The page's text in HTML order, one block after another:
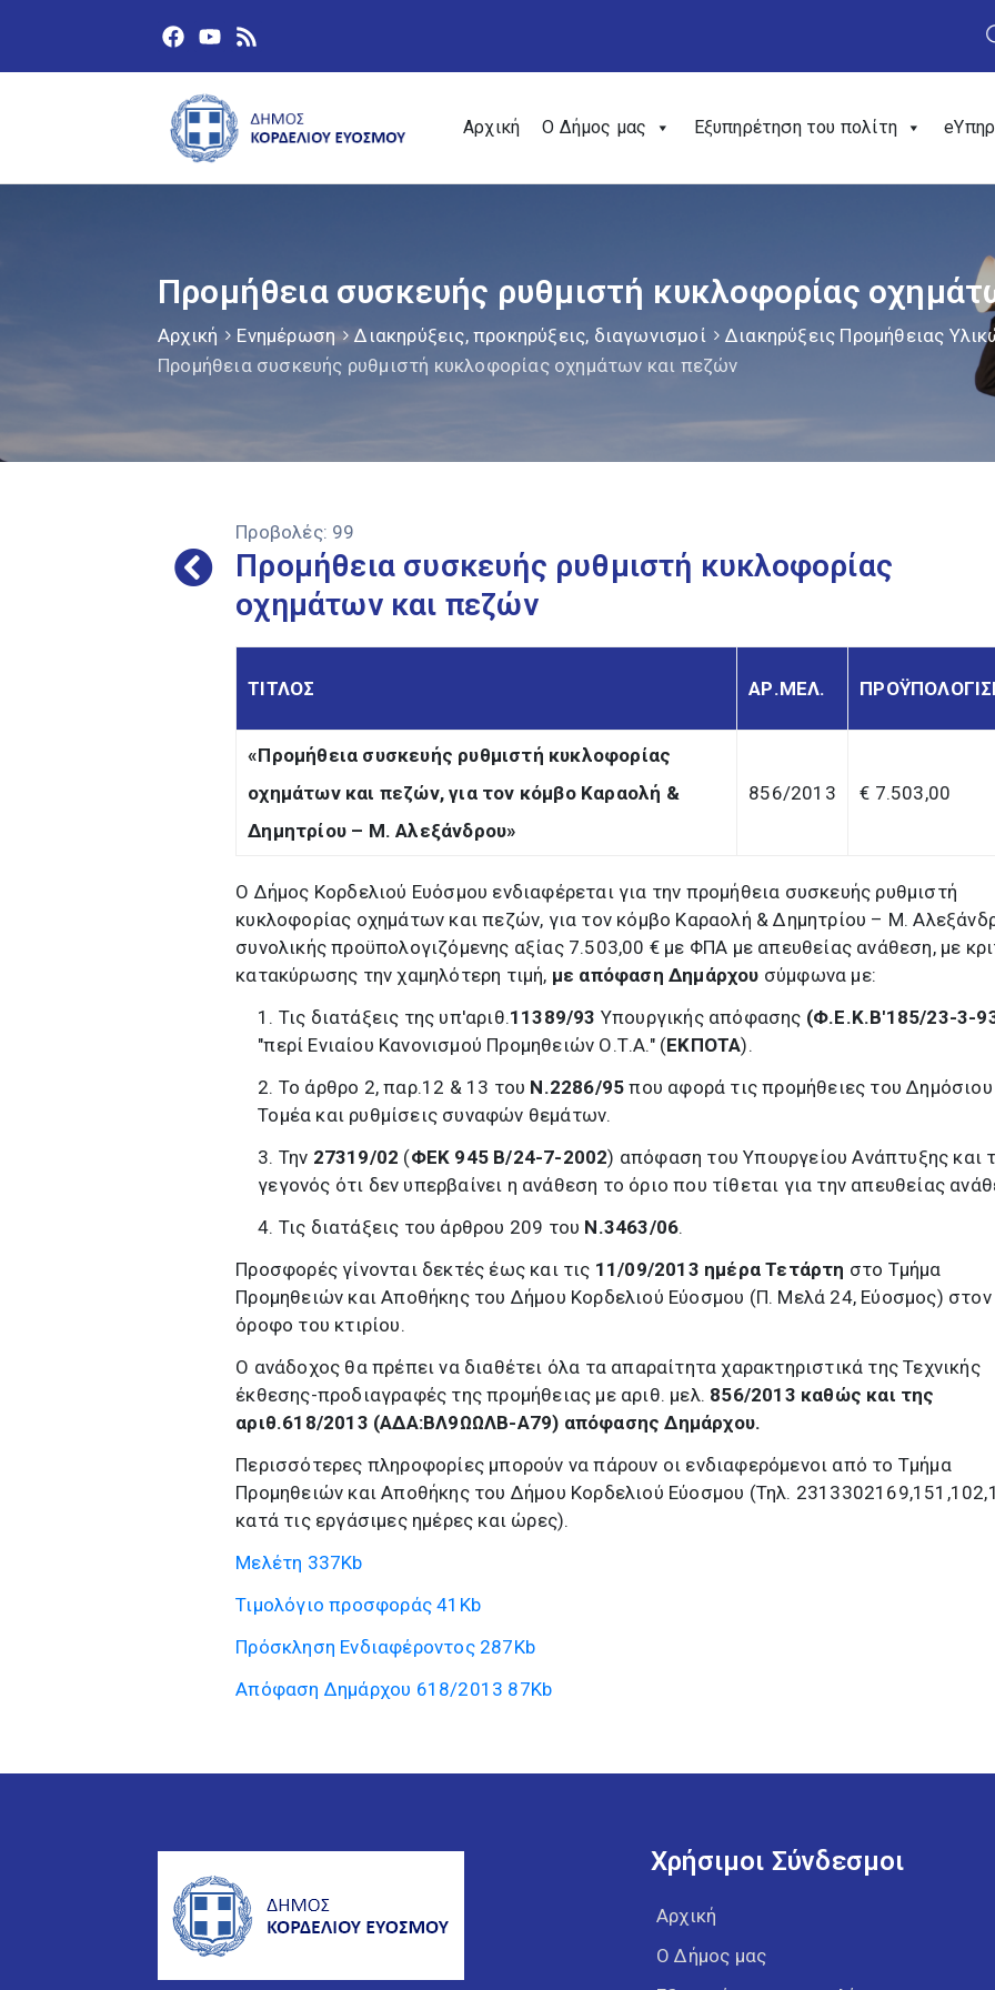
Αρχική Ο Δήμος μας Εξυπηρέτηση του πολίτη
Προμήθεια συσκευής ρυθμιστή κυκλοφορίας
Αρχική Ενημέρωση Διακηρύξεις, προκηρύξεις, διαγωνισμοί
Διακηρύξεις Προμήθειας
Προμήθεια συσκευής ρυθμιστή κυκλοφορίας οχημάτων και πεζών
Προβολές: 99
Προμήθεια συσκευής ρυθμιστή κυκλοφορίας
οχημάτων και πεζών
ΤΙΤΛΟΣ ΑΡ.ΜΕΛ.
«Προμήθεια συσκευής ρυθμιστή κυκλοφορίας
οχημάτων και πεζών, για τον κόμβο Καραολή &
Δημητρίου – Μ. Αλεξάνδρου»
856/2013 € 7.503,00
Ο Δήμος Κορδελιού Ευόσμου ενδιαφέρεται για την προμήθεια συσκευής ρυθμιστή
κυκλοφορίας οχημάτων και πεζών, για τον κόμβο Καραολή & Δημητρίου – Μ.
συνολικής προϋπολογιζόμενης αξίας 7.503,00 € με ΦΠΑ με απευθείας ανάθεση, με
κατακύρωσης την χαμηλότερη τιμή, με απόφαση Δημάρχου σύμφωνα με:
1. Τις διατάξεις της υπ'αριθ.11389/93 Υπουργικής απόφασης (Φ.Ε.Κ.Β'185/23-3-
"περί Ενιαίου Κανονισμού Προμηθειών Ο.Τ.Α." (ΕΚΠΟΤΑ).
2. Το άρθρο 2, παρ.12 & 13 του Ν.2286/95 που αφορά τις προμήθειες του Δημόσιου
Τομέα και ρυθμίσεις συναφών θεμάτων.
3. Την 27319/02 (ΦΕΚ 945 Β/24-7-2002) απόφαση του Υπουργείου Ανάπτυξης και
γεγονός ότι δεν υπερβαίνει η ανάθεση το όριο που τίθεται για την απευθείας
4. Τις διατάξεις του άρθρου 209 του Ν.3463/06.
Προσφορές γίνονται δεκτές έως και τις 11/09/2013 ημέρα Τετάρτη στο Τμήμα
Προμηθειών και Αποθήκης του Δήμου Κορδελιού Εύοσμου (Π. Μελά 24, Εύοσμος)
όροφο του κτιρίου.
Ο ανάδοχος θα πρέπει να διαθέτει όλα τα απαραίτητα χαρακτηριστικά της Τεχνικής
έκθεσης-προδιαγραφές της προμήθειας με αριθ. μελ. 856/2013 καθώς και της
αριθ.618/2013 (ΑΔΑ:ΒΛ9ΩΩΛΒ-Α79) απόφασης Δημάρχου.
Περισσότερες πληροφορίες μπορούν να πάρουν οι ενδιαφερόμενοι από το Τμήμα
Προμηθειών και Αποθήκης του Δήμου Κορδελιού Εύοσμου (Τηλ.
κατά τις εργάσιμες ημέρες και ώρες).
Μελέτη 337Kb
Τιμολόγιο προσφοράς 41Kb
Πρόσκληση Ενδιαφέροντος287Kb
Απόφαση Δημάρχου 618/2013 87Kb
Χρήσιμοι Σύνδεσμοι
Αρχική
Ο Δήμος μας